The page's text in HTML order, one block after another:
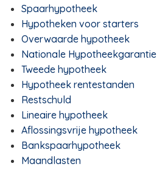
Spaarhypotheek
Hypotheken voor starters
Overwaarde hypotheek
Nationale Hypotheekgarantie
Tweede hypotheek
Hypotheek rentestanden
Restschuld
Lineaire hypotheek
Aflossingsvrije hypotheek
Bankspaarhypotheek
Maandlasten